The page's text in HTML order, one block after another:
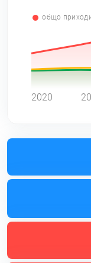
общо
2020